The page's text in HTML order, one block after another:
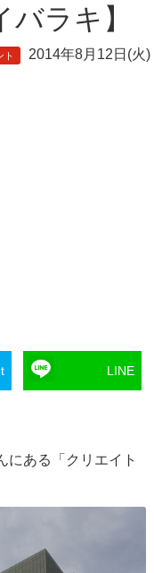
ラキ】
ト 2014年8月12日(火)
LINE
にある「クリエイト